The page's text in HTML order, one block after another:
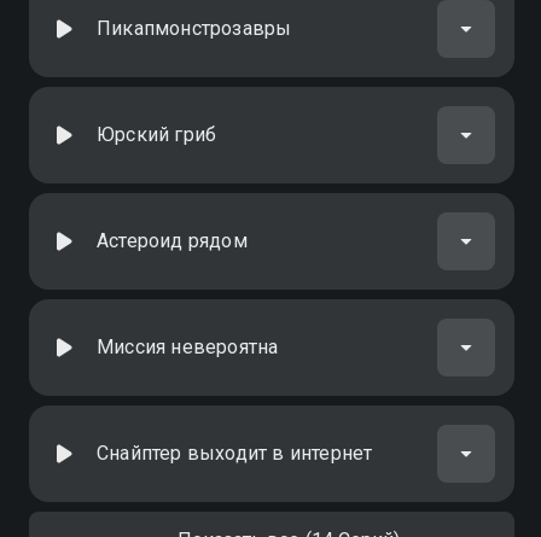
Пикапмонстрозавры
Юрский гриб
Астероид рядом
Миссия невероятна
Снайптер выходит в интернет